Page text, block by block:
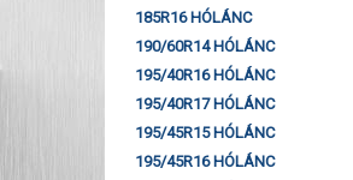
185R16 HÓLÁNC
190/60R14 HÓLÁNC
195/40R16 HÓLÁNC
195/40R17 HÓLÁNC
195/45R15 HÓLÁNC
195/45R16 HÓLÁNC